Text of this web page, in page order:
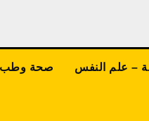
صحة وطب – علم النفس